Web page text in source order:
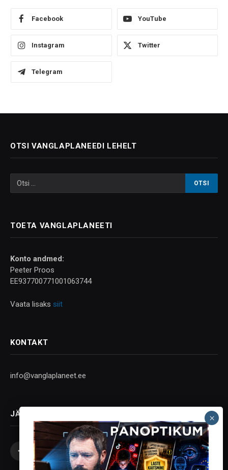
Facebook YouTube
Instagram Twitter
Telegram
OTSI VANGLAPLANEEDI LEHELT
TOETA VANGLAPLANEETI
Konto andmed:
Peeter Proos
EE937700771001063744
Vaata lisaks siit
KONTAKT
info@vanglaplaneet.ee
JÄLGI SOTSIAALMEEDIAS
Facebook
X
(Twitter)
InstagramYouTubeTelegram